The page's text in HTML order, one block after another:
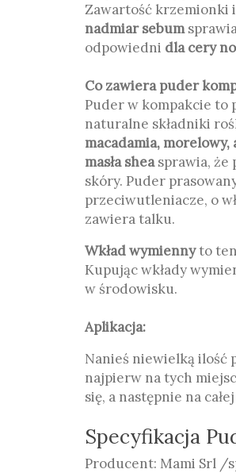
Zawartość krzemionki
nadmiar sebum
odpowiedni dla cery
Co zawiera puder
Puder w kompakcie to
naturalne składniki
macadamia, morelowy,
masła sheasprawia, że
skóry. Puder
przeciwutleniacze, o
zawiera talku.
Wkład wymiennyto ten
Kupując wkłady
w środowisku.
Aplikacja:
Nanieś niewielką ilość
najpierw na tych
się, a następnie na
Specyfikacja
Producent: Mami Srl /